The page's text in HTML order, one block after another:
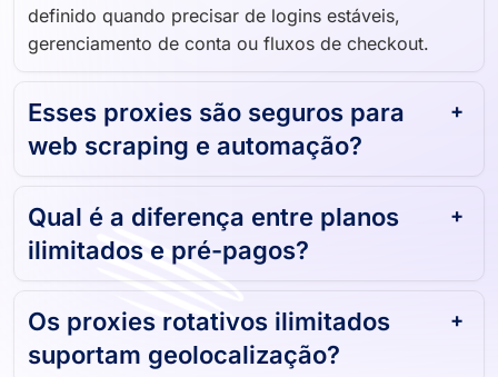
definido quando precisar de logins estáveis,
gerenciamento de conta ou fluxos de checkout.
Esses proxies são seguros para
web scraping e automação?
Qual é a diferença entre planos
ilimitados e pré-pagos?
Os proxies rotativos ilimitados
suportam geolocalização?